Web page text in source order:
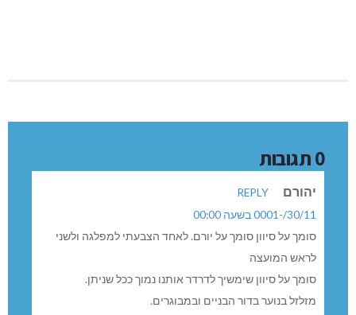
0 תגובות
יהורם
REPLY
30/11/-0001 בשעה 00:00
סומך על סיוון סומך על יורם. לאחד הצבעתי למפלגה ולשני
לראש המועצה
סומך על סיוון שימשיך לדרדר אותנו נמוך ככל שניתן.
מזלזל בנוער בדור הבניים ובמבוגרים.